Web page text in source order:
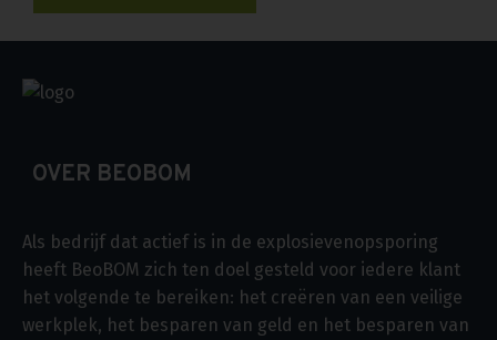
OVER BEOBOM
Als bedrijf dat actief is in de explosievenopsporing
heeft BeoBOM zich ten doel gesteld voor iedere klant
het volgende te bereiken: het creëren van een veilige
werkplek, het besparen van geld en het besparen van